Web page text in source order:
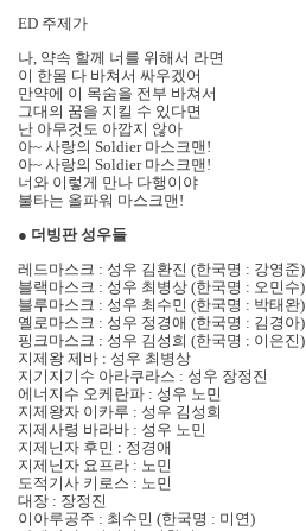
ED 주제가
나, 약속 할께 너를 위해서 라면
이 한몸 다 바쳐서 싸우겠어
만약에 이 목숨을 전부 바쳐서
그대의 꿈을 지킬 수 있다면
난 아무것도 아깝지 않아
아~ 사랑의 Soldier 마스크맨!
아~ 사랑의 Soldier 마스크맨!
너와 이렇게 만나 다행이야
불타는 올파워 마스크맨!
● 더빙판 성우들
레드마스크 : 성우 김환진 (한국명 : 강영준)
블랙마스크 : 성우 최병상 (한국명 : 오민수)
블루마스크 : 성우 최수민 (한국명 : 박태완)
옐로마스크 : 성우 정경애 (한국명 : 김경아)
핑크마스크 : 성우 김성희 (한국명 : 이은진)
지제왕 제바 : 성우 최병상
지기지기수 아라쿠라스 : 성우 장정진
에너지수 오케란파 : 성우 노민
지제왕자 이카루 : 성우 김성희
지제사령 바라바 : 성우 노민
지제닌자 후민 : 정경애
지제닌자 요프라 : 노민
도적기사 키로스 : 노민
대장 : 장정진
이아루공주 : 최수민 (한국명 : 미연)